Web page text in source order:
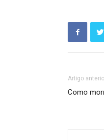
Artigo
Como